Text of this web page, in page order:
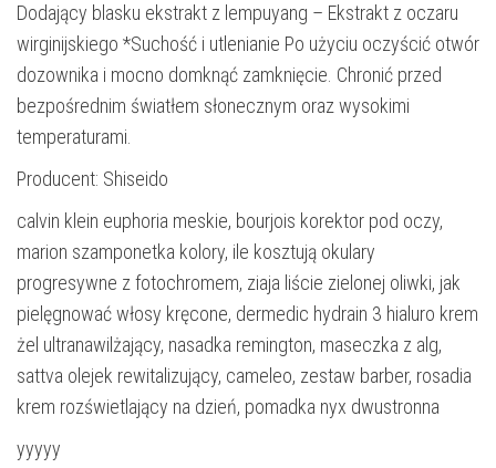
Dodający blasku ekstrakt z lempuyang – Ekstrakt z oczaru
wirginijskiego *Suchość i utlenianie Po użyciu oczyścić otwór
dozownika i mocno domknąć zamknięcie. Chronić przed
bezpośrednim światłem słonecznym oraz wysokimi
temperaturami.
Producent: Shiseido
calvin klein euphoria meskie, bourjois korektor pod oczy,
marion szamponetka kolory, ile kosztują okulary
progresywne z fotochromem, ziaja liście zielonej oliwki, jak
pielęgnować włosy kręcone, dermedic hydrain 3 hialuro krem
żel ultranawilżający, nasadka remington, maseczka z alg,
sattva olejek rewitalizujący, cameleo, zestaw barber, rosadia
krem rozświetlający na dzień, pomadka nyx dwustronna
yyyyy